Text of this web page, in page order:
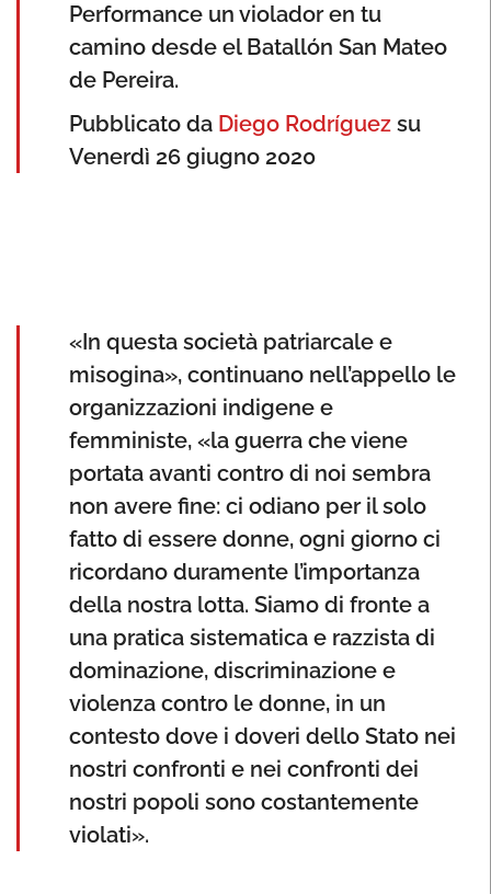
Performance un violador en tu
camino desde el Batallón San Mateo
de Pereira.
Pubblicato da Diego Rodríguez su
Venerdì 26 giugno 2020
«In questa società patriarcale e
misogina», continuano nell’appello le
organizzazioni indigene e
femministe, «la guerra che viene
portata avanti contro di noi sembra
non avere fine: ci odiano per il solo
fatto di essere donne, ogni giorno ci
ricordano duramente l’importanza
della nostra lotta. Siamo di fronte a
una pratica sistematica e razzista di
dominazione, discriminazione e
violenza contro le donne, in un
contesto dove i doveri dello Stato nei
nostri confronti e nei confronti dei
nostri popoli sono costantemente
violati».